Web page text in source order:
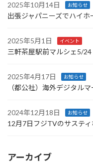
2025年10月14日 お知らせ
出張ジャパニーズでハイホ
2025年5月1日 イベント
三軒茶屋駅前マルシェ5/24
2025年4月17日 お知らせ
（都公社）海外デジタル
2024年12月18日 お知らせ
12月7日フジTVのサスティ
アーカイブ